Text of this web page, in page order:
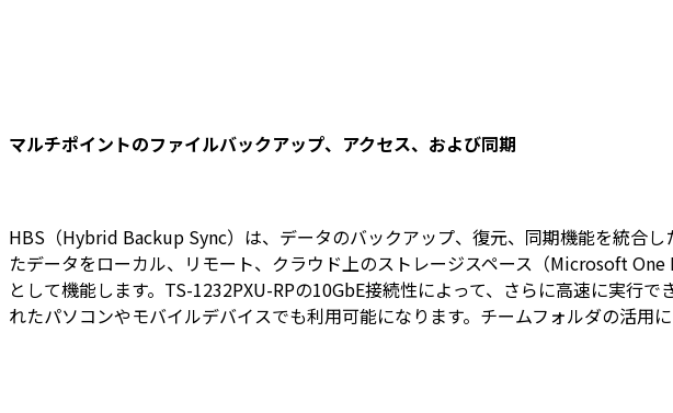
マルチポイントのファイルバックアップ、アクセス、および同期
HBS（Hybrid Backup Sync）は、データのバックアップ、復元、同期機能を統合
たデータをローカル、リモート、クラウド上のストレージスペース（Microsoft
として機能します。TS-1232PXU-RPの10GbE接続性によって、さらに高速に実行
れたパソコンやモバイルデバイスでも利用可能になります。チームフォルダの活用